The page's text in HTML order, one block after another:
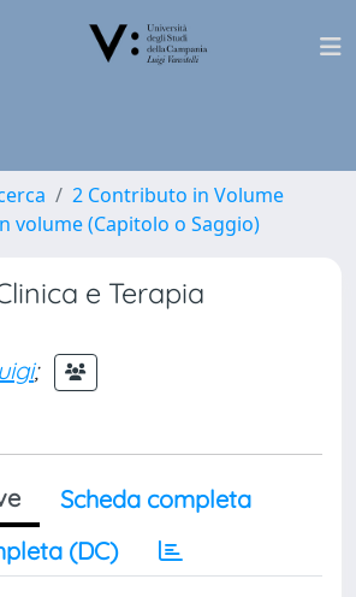
2 Contributo in Volume
volume (Capitolo o Saggio)
e Terapia
;
Scheda completa
(DC)